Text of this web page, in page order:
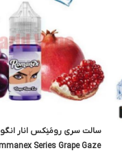
سالت سری رومَنِکس انار
Series Grape Gaze